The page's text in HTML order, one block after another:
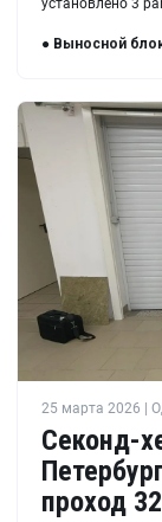
установлено 3
● Выносной
25 марта 2026 |
Секонд-
проход